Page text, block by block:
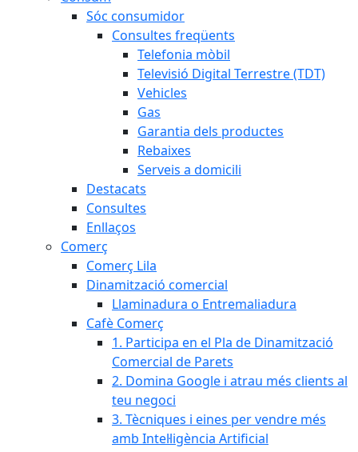
Sóc consumidor
Consultes freqüents
Telefonia mòbil
Televisió Digital Terrestre (TDT)
Vehicles
Gas
Garantia dels productes
Rebaixes
Serveis a domicili
Destacats
Consultes
Enllaços
Comerç
Comerç Lila
Dinamització comercial
Llaminadura o Entremaliadura
Cafè Comerç
1. Participa en el Pla de Dinamització
Comercial de Parets
2. Domina Google i atrau més clients al
teu negoci
3. Tècniques i eines per vendre més
amb Intel·ligència Artificial